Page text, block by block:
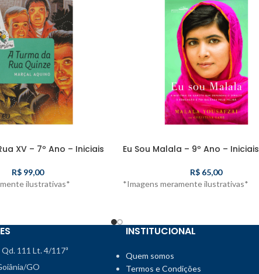
XV – 7º Ano – Iniciais
R$99,00
ilustrativas*
Eu Sou Malala – 9º Ano – Iniciais
R$ 65,00
*Imagens meramente ilustrativas*
111 Lt. 4/117ª
GO
INSTITUCIONAL
Quem somos
Termos e Condições